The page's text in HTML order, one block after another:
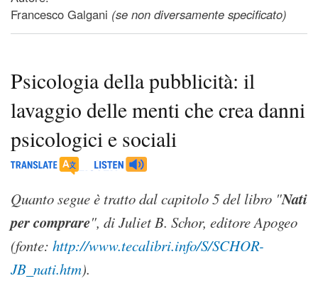
Francesco Galgani (se non diversamente specificato)
Psicologia della pubblicità: il
lavaggio delle menti che crea danni
psicologici e sociali
Quanto segue è tratto dal capitolo 5 del libro "Nati
per comprare", di Juliet B. Schor, editore Apogeo
(fonte: http://www.tecalibri.info/S/SCHOR-
JB_nati.htm).